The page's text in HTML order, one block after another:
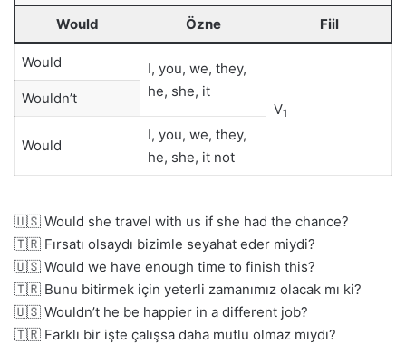
Would Özne Fiil
Would
I, you, we, they,
he, she, it
V1
Wouldn’t
Would
I, you, we, they,
he, she, it not
🇺🇸 Would she travel with us if she had the chance?
🇹🇷 Fırsatı olsaydı bizimle seyahat eder miydi?
🇺🇸 Would we have enough time to finish this?
🇹🇷 Bunu bitirmek için yeterli zamanımız olacak mı ki?
🇺🇸 Wouldn’t he be happier in a different job?
🇹🇷 Farklı bir işte çalışsa daha mutlu olmaz mıydı?